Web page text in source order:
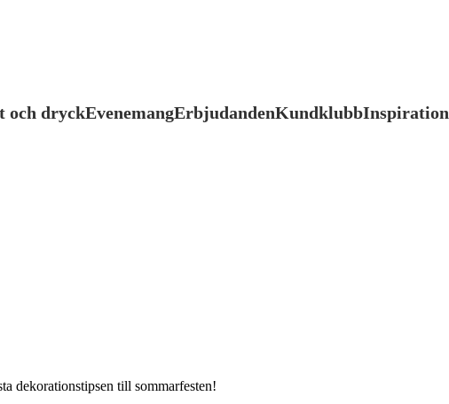
och dryckEvenemangErbjudandenKundklubbInspiration
dekorationstipsen till sommarfesten!